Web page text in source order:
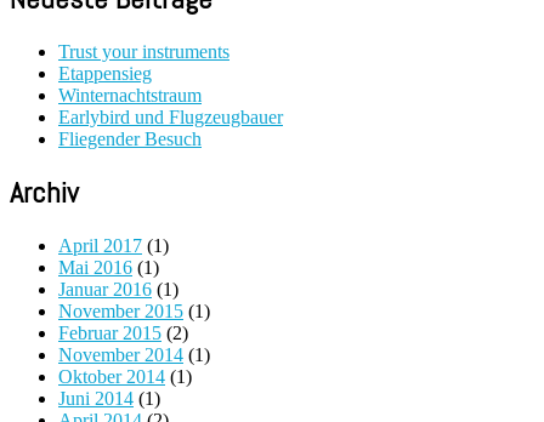
Trust your instruments
Etappensieg
Winternachtstraum
Earlybird und Flugzeugbauer
Fliegender Besuch
Archiv
April 2017 (1)
Mai 2016 (1)
Januar 2016 (1)
November 2015 (1)
Februar 2015 (2)
November 2014 (1)
Oktober 2014 (1)
Juni 2014 (1)